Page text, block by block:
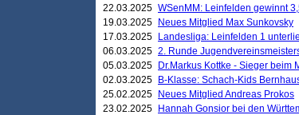
22.03.2025 WSenMM: Leinfelden gewinnt
19.03.2025
Neues Mitglied Max Sunkovsky
17.03.2025
Landesliga: Leinfelden 1
06.03.2025 2. Runde
05.03.2025
Dr.Markus Kottke - Sieger beim
02.03.2025
B-Klasse: Schach-Kids
25.02.2025
Neues Mitglied Andreas Prokos
23.02.2025
Hannah Gonsior bei den